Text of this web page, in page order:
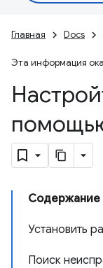
Главная Docs
Эта информация
Содержание
Установить
Поиск